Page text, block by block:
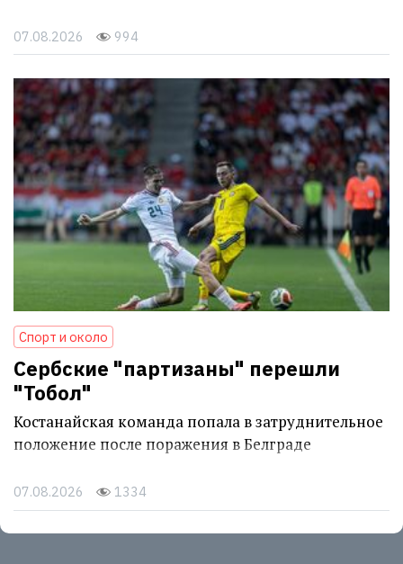
07.08.2026 994
Спорт и около
Сербские "партизаны" перешли
"Тобол"
Костанайская команда попала в затруднительное
положение после поражения в Белграде
07.08.2026 1334